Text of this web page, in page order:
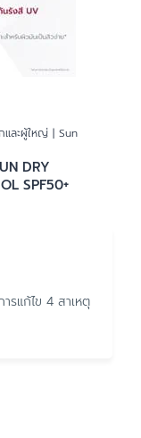
และผู้ใหญ่ | Sun
DRY
SPF50+
แก้ไข 4 สาเหตุ